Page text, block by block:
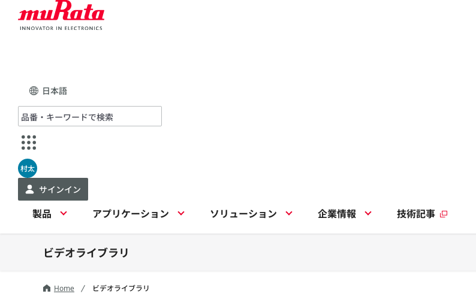
日本語
村太
サインイン
製品 アプリケーション ソリューション 企業情報 技術記事
ビデオライブラリ
Home ビデオライブラリ